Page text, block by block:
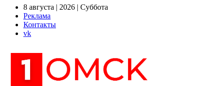
8 августа | 2026 | Суббота
Реклама
Контакты
vk